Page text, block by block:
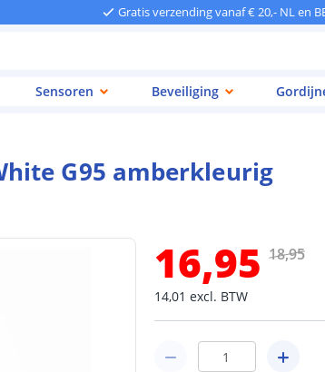
Gratis verzending vanaf € 20,- NL en
Sensoren Beveiliging
G95 amberkleurig
16,95
14,01 excl. BTW
18,95